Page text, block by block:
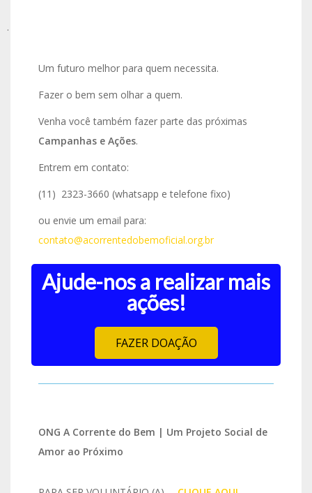
.
Um futuro melhor para quem necessita.
Fazer o bem sem olhar a quem.
Venha você também fazer parte das próximas
Campanhas e Ações.
Entrem em contato:
(11) 2323-3660 (whatsapp e telefone fixo)
ou envie um email para:
contato@acorrentedobemoficial.org.br
Ajude-nos a realizar mais
ações!
FAZER DOAÇÃO
ONG A Corrente do Bem | Um Projeto Social de
Amor ao Próximo